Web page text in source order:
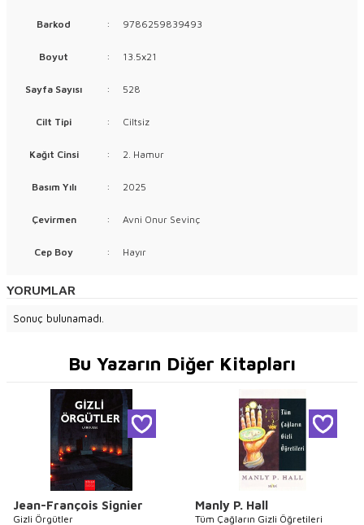
Barkod : 9786259839493
Boyut : 13.5x21
Sayfa Sayısı : 528
Cilt Tipi : Ciltsiz
Kağıt Cinsi : 2. Hamur
Basım Yılı : 2025
Çevirmen : Avni Onur Sevinç
Cep Boy : Hayır
YORUMLAR
Sonuç bulunamadı.
Bu Yazarın Diğer Kitapları
Jean-François Signier
Gizli Örgütler
Manly P. Hall
Tüm Çağların Gizli Öğretileri